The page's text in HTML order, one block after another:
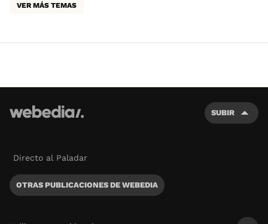
VER MÁS TEMAS
SUBIR
Directo al Paladar
OTRAS PUBLICACIONES DE WEBEDIA